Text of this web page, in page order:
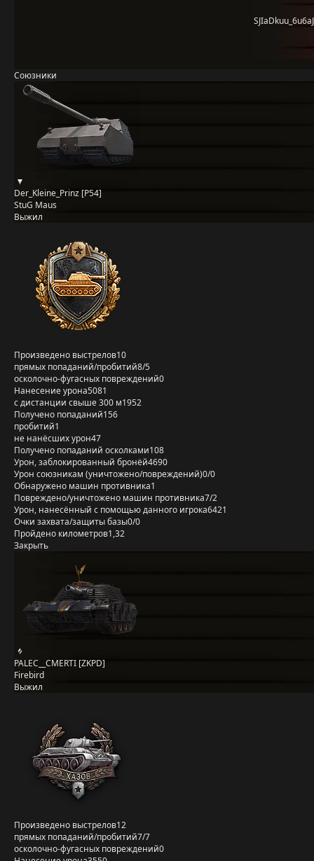
Союзники
Der_Kleine_Prinz [P54]
StuG Maus
Выжил
Произведено выстрелов10
прямых попаданий/пробитий8/5
осколочно-фугасных повреждений0
Нанесение урона5081
с дистанции свыше 300 м1952
Получено попаданий156
пробитий1
не нанёсших урон47
Получено попаданий осколками108
Урон, заблокированный бронёй4690
Урон союзникам (уничтожено/повреждений)0/0
Обнаружено машин противника1
Повреждено/уничтожено машин противника7/2
Урон, нанесённый с помощью данного игрока6421
Очки захвата/защиты базы0/0
Пройдено километров1,32
Закрыть
PALEC__CMERTI [ZKPD]
Firebird
Выжил
Произведено выстрелов12
прямых попаданий/пробитий7/7
осколочно-фугасных повреждений0